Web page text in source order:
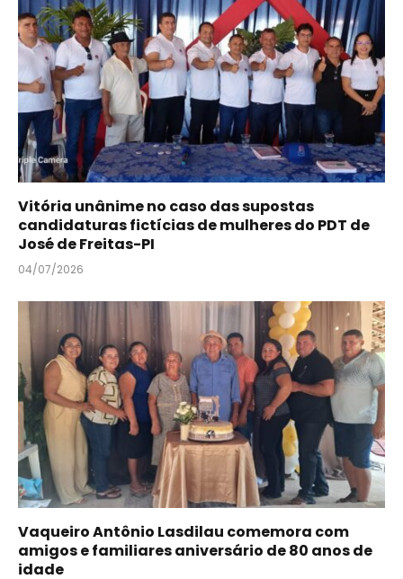
Vitória unânime no caso das supostas
candidaturas fictícias de mulheres do PDT de
José de Freitas-PI
04/07/2026
Vaqueiro Antônio Lasdilau comemora com
amigos e familiares aniversário de 80 anos de
idade